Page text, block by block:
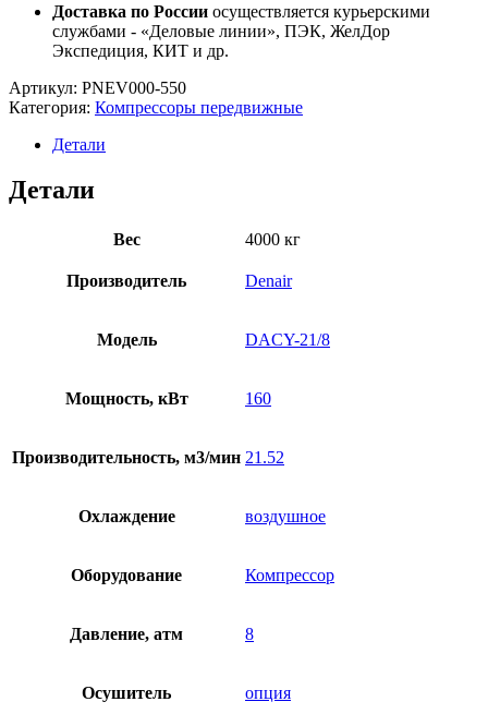
Доставка по России осуществляется курьерскими
службами - «Деловые линии», ПЭК, ЖелДор
Экспедиция, КИТ и др.
Артикул: PNEV000-550
Категория: Компрессоры передвижные
Детали
Детали
Вес 4000 кг
Производитель Denair
Модель DACY-21/8
Мощность, кВт 160
Производительность, м3/мин 21.52
Охлаждение воздушное
Оборудование Компрессор
Давление, атм 8
Осушитель опция